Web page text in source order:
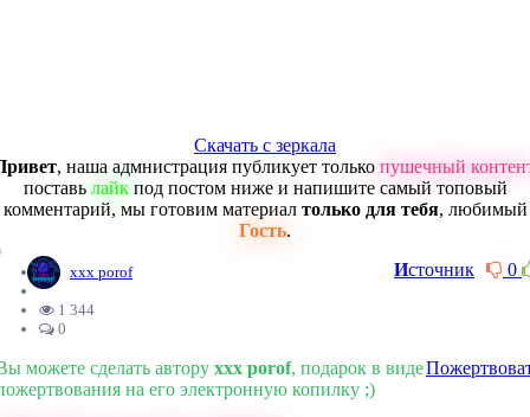
Скачать с зеркала
, наша адмнистрация публикует только пушечный
поставь лайкпод постом ниже и напишите самый топовый
комментарий, мы готовим материал только для тебя, любимый
Гость.
0
Источник
xxx porof
1 344
0
можете сделать автору xxx porof, подарок в виде
на его электронную копилку ;)